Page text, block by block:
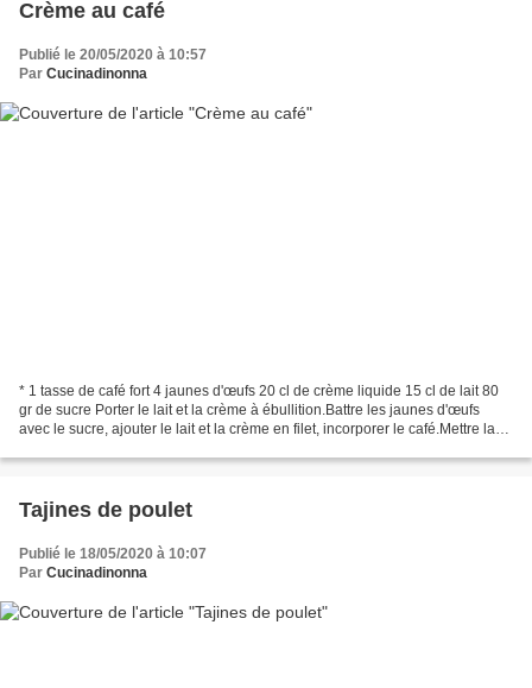
Crème au café
Publié le 20/05/2020 à 10:57
Par Cucinadinonna
* 1 tasse de café fort 4 jaunes d'œufs 20 cl de crème liquide 15 cl de lait 80
gr de sucre Porter le lait et la crème à ébullition.Battre les jaunes d'œufs
avec le sucre, ajouter le lait et la crème en filet, incorporer le café.Mettre la
Tajines de poulet
Publié le 18/05/2020 à 10:07
Par Cucinadinonna